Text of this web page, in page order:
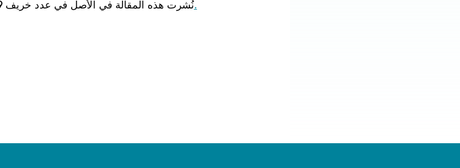
نُشرت هذه المقالة في الأصل في عدد خريف 2019 من مجلة.